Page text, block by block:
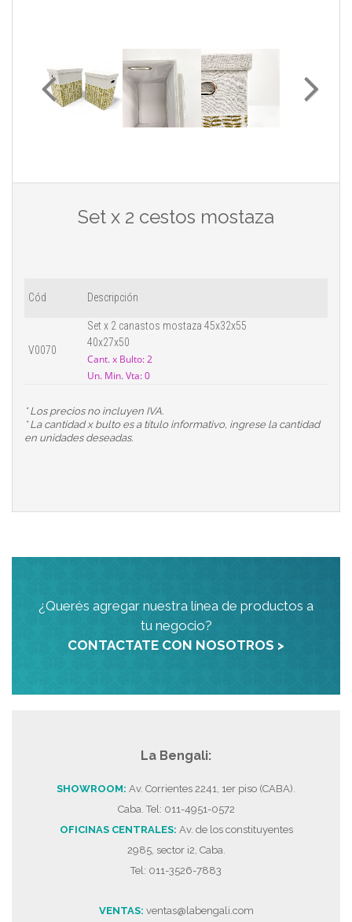
Set x 2 cestos mostaza
Cód Descripción
V0070
Set x 2 canastos mostaza 45x32x55
40x27x50
Cant. x Bulto: 2
Un. Min. Vta: 0
* Los precios no incluyen IVA.
* La cantidad x bulto es a título informativo, ingrese la cantidad
en unidades deseadas.
¿Querés agregar nuestra línea de productos a
tu negocio?
CONTACTATE CON NOSOTROS >
La Bengali:
SHOWROOM: Av. Corrientes 2241, 1er piso (CABA).
Caba. Tel: 011-4951-0572
OFICINAS CENTRALES: Av. de los constituyentes
2985, sector i2, Caba.
Tel: 011-3526-7883
VENTAS: ventas@labengali.com